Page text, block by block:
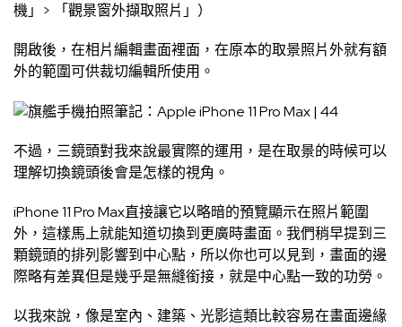
機」> 「觀景窗外擷取照片」）
開啟後，在相片編輯畫面裡面，在原本的取景照片外就有額
外的範圍可供裁切編輯所使用。
不過，三鏡頭對我來說最實際的運用，是在取景的時候可以
理解切換鏡頭後會是怎樣的視角。
iPhone 11 Pro Max直接讓它以略暗的預覽顯示在照片範圍
外，這樣馬上就能知道切換到更廣時畫面。我們稍早提到三
顆鏡頭的排列影響到中心點，所以你也可以見到，畫面的邊
際略有差異但是幾乎是無縫銜接，就是中心點一致的功勞。
以我來說，像是室內、建築、光影這類比較容易在畫面邊緣